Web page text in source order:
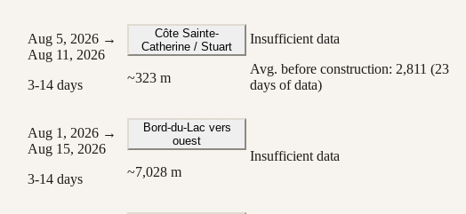
Aug 5, 2026 →
Aug 11, 2026
3-14 days
Côte Sainte-
Catherine / Stuart
~323 m
Insufficient data
Avg. before construction: 2,811 (23
days of data)
Aug 1, 2026 →
Aug 15, 2026
3-14 days
Bord-du-Lac vers
ouest
~7,028 m
Insufficient data